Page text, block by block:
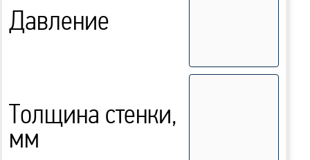
Давление
Толщина стенки,
мм